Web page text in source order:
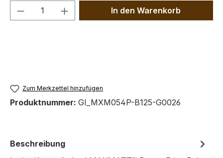
Produkt Anzahl: Gib denIn den Warenkorb
Zum Merkzettel hinzufügen
Produktnummer: GI_MXM054P-B125-G0026
Beschreibung